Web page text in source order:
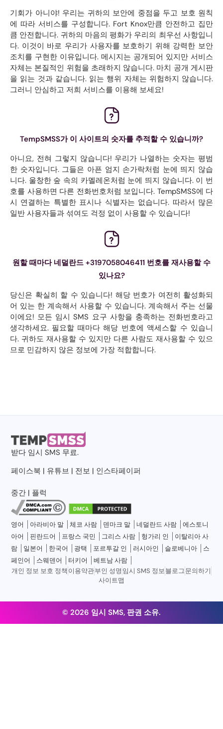
기회가 아니야! 우리는 귀하의 보안에 중점을 두고 보호 원칙
에 따라 서비스를 구성합니다. Fort Knox만큼 안전하고 집만
큼 안전합니다. 귀하의 마음의 평화가 우리의 최우선 사항입니
다. 이것이 바로 우리가 사용자를 보호하기 위해 강력한 보안
조치를 구현한 이유입니다. 메시지는 공개되어 있지만 서비스
자체는 본질적인 위험을 초래하지 않습니다. 마치 공개 게시판
을 읽는 것과 같습니다. 읽는 행위 자체는 위험하지 않습니다.
그러니 안심하고 저희 서비스를 이용해 보세요!
TempSMSS가 이 사이트의 숫자를 추적할 수 있습니까?
아니요, 전혀 그렇지 않습니다! 우리가 나열하는 숫자는 평범
한 숫자입니다. 그들은 아픈 엄지 손가락처럼 눈에 띄지 않습
니다. 울창한 숲 속의 카멜레온처럼 눈에 띄지 않습니다. 이 번
호를 사용하면 다른 전화번호처럼 보입니다. TempSMSS에 다
시 연결하는 특별한 표시나 식별자는 없습니다. 따라서 많은
일반 사용자들과 섞여도 걱정 없이 사용할 수 있습니다!
원할 때마다 네덜란드 +3197058046411 번호를 재사용할 수
있나요?
당신은 확실히 할 수 있습니다! 해당 번호가 여전히 활성화되
어 있는 한 계속해서 사용할 수 있습니다. 계속해서 주는 선물
이에요! 모든 임시 SMS 요구 사항을 충족하는 전화번호라고
생각하세요. 필요할 때마다 해당 번호에 액세스할 수 있습니
다. 귀하도 재사용할 수 있지만 다른 사람도 재사용할 수 있으
므로 민감하지 않은 정보에 가장 적합합니다.
받다 임시 SMS 무료.
페이스북 | 유튜브 | 전보 | 인스타페이퍼
중간 | 플럭
영어 아라비아 말 체코 사람 덴마크 말 네덜란드 사람
에스토니
아어
핀란드어 프랑스 국민 그리스 사람 헝가리 인
이탈리아 사
람
일본어 한국어 광택 포르투갈 인 러시아인 슬로베니아
스
페인어
스웨덴어 터키어
베트남 사람
개인 정보 보호 정책 이용약관부인 성명 임시 SMS 정보블로그문의하기
사이트맵
© 2026 임시 SMS, 판권 소유.